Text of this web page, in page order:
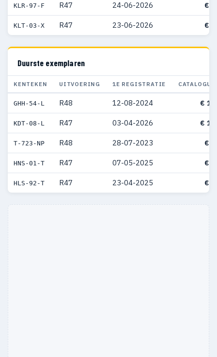
KLR-97-F R47 24-06-2026 €
KLT-03-X R47 23-06-2026 €
Duurste exemplaren
KENTEKEN UITVOERING 1E REGISTRATIE
GHH-54-L R48 12-08-2024 €
KDT-08-L R47 03-04-2026 €
T-723-NP R48 28-07-2023 €
HNS-01-T R47 07-05-2025 €
HLS-92-T R47 23-04-2025 €